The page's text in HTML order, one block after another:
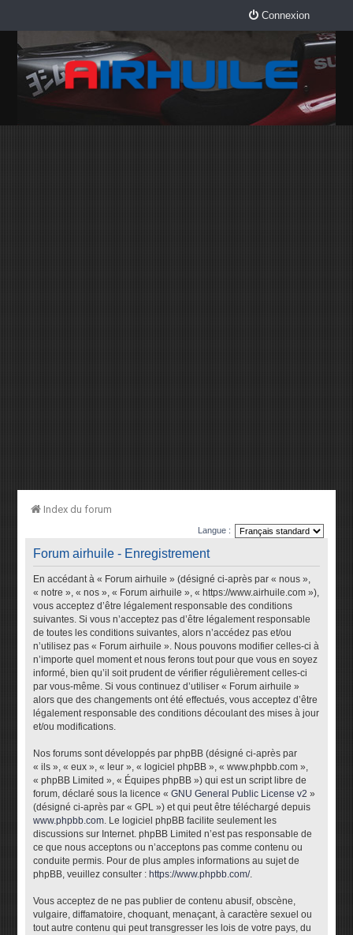
Connexion
Index du forum
Langue :
Forum airhuile - Enregistrement
En accédant à « Forum airhuile » (désigné ci-après par « nous »,
« notre », « nos », « Forum airhuile », « https://www.airhuile.com »),
vous acceptez d’être légalement responsable des conditions
suivantes. Si vous n’acceptez pas d’être légalement responsable
de toutes les conditions suivantes, alors n’accédez pas et/ou
n’utilisez pas « Forum airhuile ». Nous pouvons modifier celles-ci à
n’importe quel moment et nous ferons tout pour que vous en soyez
informé, bien qu’il soit prudent de vérifier régulièrement celles-ci
par vous-même. Si vous continuez d’utiliser « Forum airhuile »
alors que des changements ont été effectués, vous acceptez d’être
légalement responsable des conditions découlant des mises à jour
et/ou modifications.
Nos forums sont développés par phpBB (désigné ci-après par
« ils », « eux », « leur », « logiciel phpBB », « www.phpbb.com »,
« phpBB Limited », « Équipes phpBB ») qui est un script libre de
forum, déclaré sous la licence «GNU General Public License v2 »
(désigné ci-après par « GPL ») et qui peut être téléchargé depuis
www.phpbb.com. Le logiciel phpBB facilite seulement les
discussions sur Internet. phpBB Limited n’est pas responsable de
ce que nous acceptons ou n’acceptons pas comme contenu ou
conduite permis. Pour de plus amples informations au sujet de
phpBB, veuillez consulter : https://www.phpbb.com/.
Vous acceptez de ne pas publier de contenu abusif, obscène,
vulgaire, diffamatoire, choquant, menaçant, à caractère sexuel ou
tout autre contenu qui peut transgresser les lois de votre pays, du